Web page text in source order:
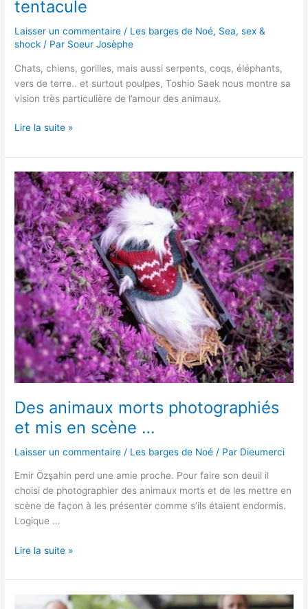
tentacule
Laisser un commentaire / Les barges de Noé, Sea, sex &
shock / Par Soeur Josèphe
Chats, chiens, gorilles, mais aussi serpents, coqs, éléphants,
vers de terre.. et surtout poulpes, Toshio Saek nous montre sa
vision très particulière de l’amour des animaux.
Lire la suite »
Des animaux morts photographiés
et mis en scène …
Laisser un commentaire / Les barges de Noé / Par Dieumerci
Emir Özşahin perd une amie proche. Pour faire son deuil il
choisi de photographier des animaux morts et de les mettre en
scène de façon à les présenter comme s’ils étaient endormis.
Logique …
Des
animaux
morts
photographiés
et
mis
en
scène
…
Lire la suite »